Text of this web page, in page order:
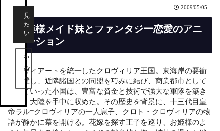
見
た
い
や
め
る
2009/05/05
お姫様メイド妹とファンタジー恋愛のアニ
メーション
大陸ヴィアートを統一したクロヴィリア王国。東海岸の要衝
に位置し、近隣諸国との同盟を巧みに結び、商業都市として
栄えていった小国は、豊富な資金と技術で強大な軍隊を築き
上げ、大陸を手中に収めた。その歴史を背景に、十三代目皇
帝ラル=クロヴィリアの一人息子、クロト・クロヴィリアの物
語が静かに幕を開ける。花嫁を探す王子を巡り、お姫様のよ